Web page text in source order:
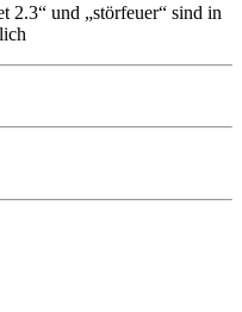
2.3“ und „störfeuer“ sind in